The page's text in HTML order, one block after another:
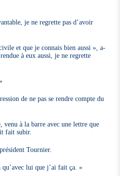
je ne regrette pas d’avoir
et que je connais bien aussi », a-
à eux aussi, je ne regrette
de ne pas se rendre compte du
à la barre avec une lettre que
fait subir.
Tournier.
lui que j’ai fait ça. »